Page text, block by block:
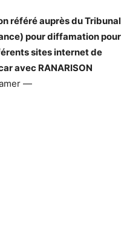
référé auprès du Tribunal
pour diffamation pour
sites internet de
avec RANARISON
—